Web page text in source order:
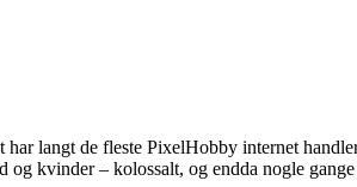
langt de fleste PixelHobby internet
kvinder – kolossalt, og endda nogle